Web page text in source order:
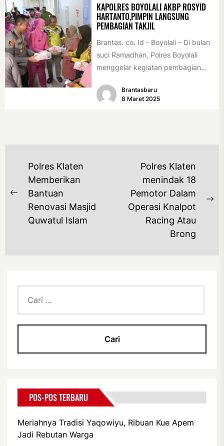
KAPOLRES BOYOLALI AKBP ROSYID
HARTANTO,PIMPIN LANGSUNG
PEMBAGIAN TAKJIL
Brantas. co. Id - Boyolali – Di bulan
suci Ramadhan, Polres Boyolali
menggelar kegiatan pembagian
Polres...Brantasbaru
8 Maret 2025
NAVIGASI
POS
Previous
post:
Polres Klaten
Memberikan
Bantuan
Renovasi Masjid
Quwatul Islam
Polres Klaten
menindak 18
Pemotor Dalam
Operasi Knalpot
Racing Atau
Brong
untuk:
POS-POS TERBARU
Meriahnya Tradisi Yaqowiyu, Ribuan Kue Apem
Jadi Rebutan Warga